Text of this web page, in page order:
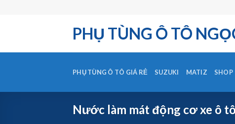
PHỤ TÙNG Ô TÔ
PHỤ TÙNG Ô TÔ GIÁ RẺ SUZUKI MATIZ SHOP
Nước làm mát động cơ xe ô tô